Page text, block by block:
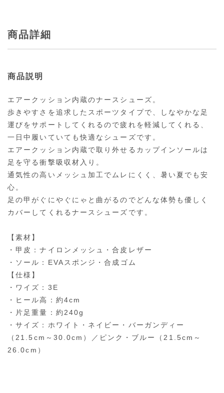
商品詳細
商品説明
エアークッション内蔵のナースシューズ。
歩きやすさを追求したスポーツタイプで、しなやかな足
運びをサポートしてくれるので疲れを軽減してくれる、
一日中履いていても快適なシューズです。
エアークッション内蔵で取り外せるカップインソールは
足を守る衝撃吸収材入り。
通気性の高いメッシュ加工でムレにくく、暑い夏でも安
心。
足の甲がぐにやぐにゃと曲がるのでどんな体勢も優しく
カバーしてくれるナースシューズです。
【素材】
・甲皮：ナイロンメッシュ・合皮レザー
・ソール：EVAスポンジ・合成ゴム
【仕様】
・ワイズ：3E
・ヒール高：約4cm
・片足重量：約240g
・サイズ：ホワイト・ネイビー・バーガンディー
（21.5cm～30.0cm）／ピンク・ブルー（21.5cm～
26.0cm）